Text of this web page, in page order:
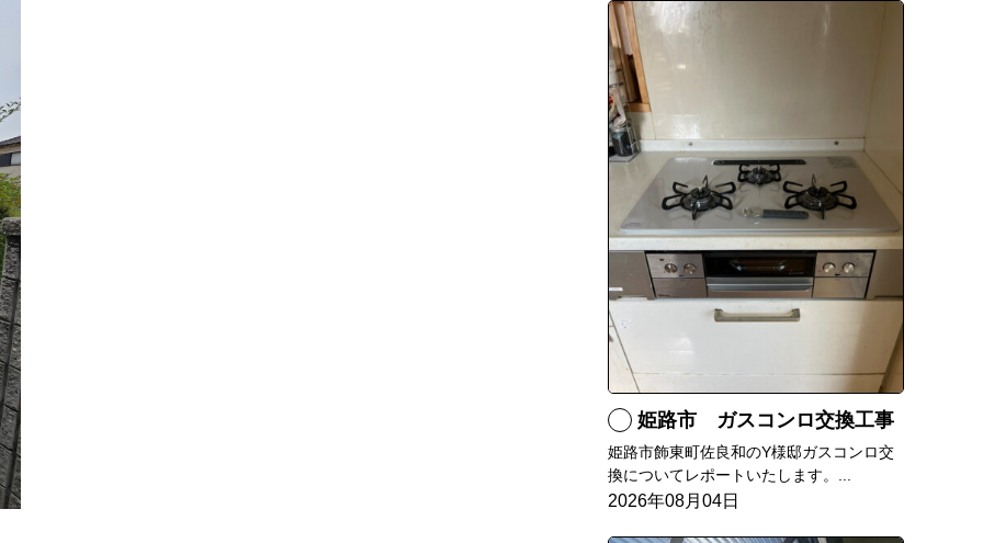
姫路市 ガスコンロ交換工事
姫路市飾東町佐良和のY様邸ガスコンロ交
換についてレポートいたします。...
2026年08月04日